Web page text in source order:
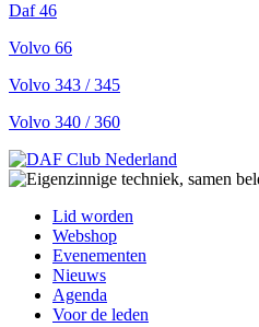
Daf 46
Volvo 66
Volvo 343 / 345
Volvo 340 / 360
Lid worden
Webshop
Evenementen
Nieuws
Agenda
Voor de leden